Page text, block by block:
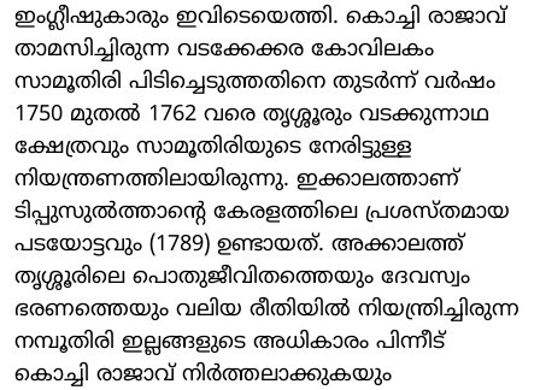
ഇംഗ്ലീഷുകാരും ഇവിടെയെത്തി. കൊച്ചി രാജാവ്
താമസിച്ചിരുന്ന വടക്കേക്കര കോവിലകം
സാമൂതിരി പിടിച്ചെടുത്തതിനെ തുടർന്ന് വർഷം
1750 മുതൽ 1762 വരെ തൃശ്ശൂരും വടക്കുന്നാഥ
ക്ഷേത്രവും സാമൂതിരിയുടെ നേരിട്ടുള്ള
നിയന്ത്രണത്തിലായിരുന്നു. ഇക്കാലത്താണ്
ടിപ്പുസുൽത്താന്റെ കേരളത്തിലെ പ്രശസ്തമായ
പടയോട്ടവും (1789) ഉണ്ടായത്. അക്കാലത്ത്
തൃശ്ശൂരിലെ പൊതുജീവിതത്തെയും ദേവസ്വം
ഭരണത്തെയും വലിയ രീതിയിൽ നിയന്ത്രിച്ചിരുന്ന
നമ്പൂതിരി ഇല്ലങ്ങളുടെ അധികാരം പിന്നീട്
കൊച്ചി രാജാവ് നിർത്തലാക്കുകയും